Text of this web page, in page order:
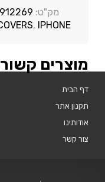
מק"ט: 912269
, IPHONE
מוצרים
דף הבית
תקנון אתר
אודותינו
צור קשר